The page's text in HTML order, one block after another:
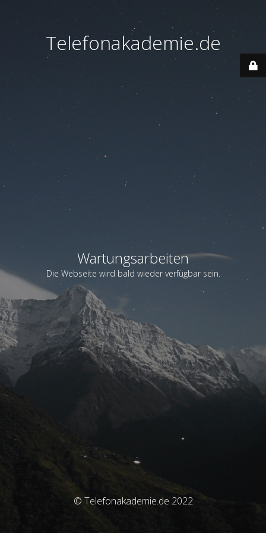
Telefonakademie.de
Wartungsarbeiten
Die Webseite wird bald wieder verfügbar sein.
© Telefonakademie.de 2022